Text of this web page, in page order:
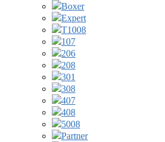
Boxer
Expert
T1008
107
206
208
301
308
407
408
5008
Partner